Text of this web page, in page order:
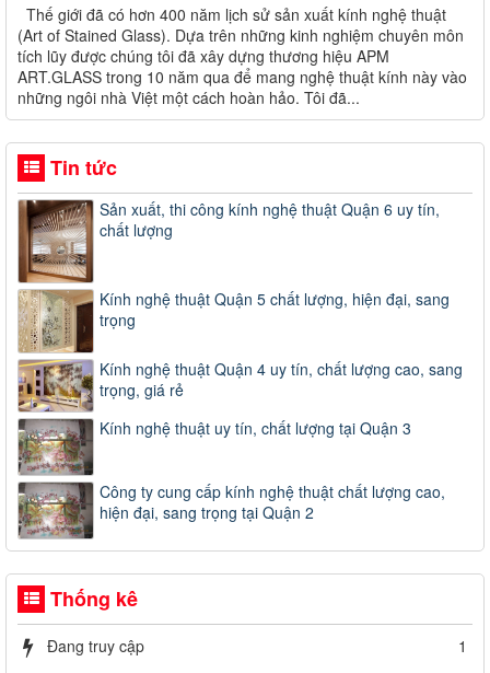
Thế giới đã có hơn 400 năm lịch sử sản xuất kính nghệ thuật
(Art of Stained Glass). Dựa trên những kinh nghiệm chuyên môn
tích lũy được chúng tôi đã xây dựng thương hiệu APM
ART.GLASS trong 10 năm qua để mang nghệ thuật kính này vào
những ngôi nhà Việt một cách hoàn hảo. Tôi đã...
Tin tức
Sản xuất, thi công kính nghệ thuật Quận 6 uy tín,
chất lượng
Kính nghệ thuật Quận 5 chất lượng, hiện đại, sang
trọng
Kính nghệ thuật Quận 4 uy tín, chất lượng cao, sang
trọng, giá rẻ
Kính nghệ thuật uy tín, chất lượng tại Quận 3
Công ty cung cấp kính nghệ thuật chất lượng cao,
hiện đại, sang trọng tại Quận 2
Thống kê
Đang truy cập
1